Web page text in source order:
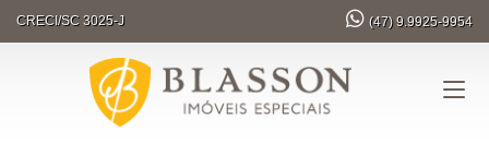
CRECI/SC 3025-J (47)9.9925-9954